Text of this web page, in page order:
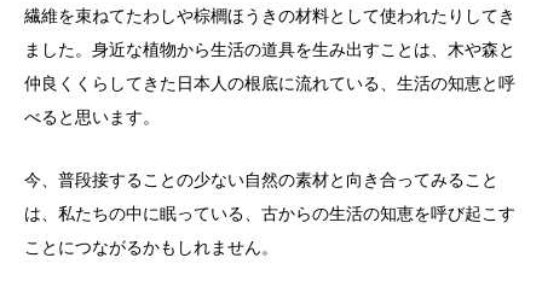
繊維を束ねてたわしや棕櫚ほうきの材料として使われたりしてき
ました。身近な植物から生活の道具を生み出すことは、木や森と
仲良くくらしてきた日本人の根底に流れている、生活の知恵と呼
べると思います。
今、普段接することの少ない自然の素材と向き合ってみること
は、私たちの中に眠っている、古からの生活の知恵を呼び起こす
ことにつながるかもしれません。